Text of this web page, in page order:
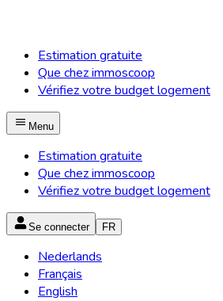
Estimation gratuite
Que chez immoscoop
Vérifiez votre budget logement
Menu
Estimation gratuite
Que chez immoscoop
Vérifiez votre budget logement
Se connecter FR
Nederlands
Français
English